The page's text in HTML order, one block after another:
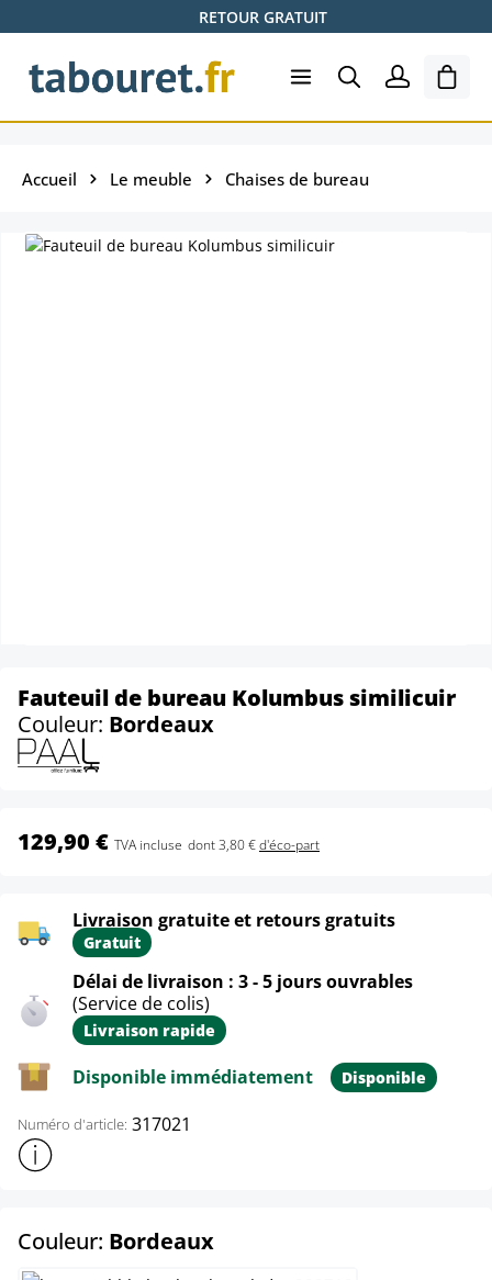
Passer au contenu principalRETOUR GRATUIT
Le
Accueil Le meuble Chaises de bureau
Fauteuil de bureau Kolumbus similicuir
Couleur: Bordeaux
129,90 € TVA incluse dont 3,80 €d'éco-part
Livraison gratuite et retours gratuits
Gratuit
Délai de livraison : 3 - 5 jours ouvrables
(Service de colis)
Livraison rapide
Disponible immédiatement Disponible
Numéro d'article: 317021
Afficher plus d'informations sur le produit
Couleur: Bordeaux